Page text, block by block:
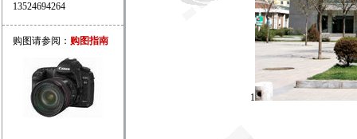
13524694264
购图请参阅： 购图指南
1